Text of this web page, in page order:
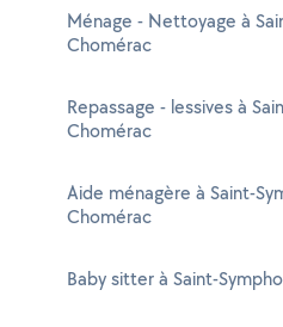
Ménage - Nettoyage à
Chomérac
Repassage - lessives à
Chomérac
Aide ménagère à Saint-
Chomérac
Baby sitter à Saint-